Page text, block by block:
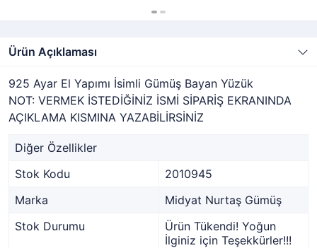
Ürün Açıklaması
925 Ayar El Yapımı İsimli Gümüş Bayan Yüzük
NOT: VERMEK İSTEDİĞİNİZ İSMİ SİPARİŞ EKRANINDA
AÇIKLAMA KISMINA YAZABİLİRSİNİZ
Diğer Özellikler
Stok Kodu
2010945
Marka
Midyat Nurtaş Gümüş
Stok Durumu
Ürün Tükendi! Yoğun
İlginiz için Teşekkürler!!!